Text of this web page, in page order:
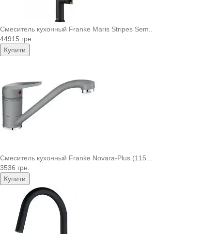
Смеситель кухонный Franke Maris Stripes Sem..
44915 грн.
Купити
Смеситель кухонный Franke Novara-Plus (115...
3536 грн.
Купити